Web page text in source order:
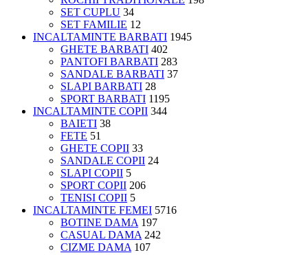
SET CUPLU 34
SET FAMILIE 12
INCALTAMINTE BARBATI 1945
GHETE BARBATI 402
PANTOFI BARBATI 283
SANDALE BARBATI 37
SLAPI BARBATI 28
SPORT BARBATI 1195
INCALTAMINTE COPII 344
BAIETI 38
FETE 51
GHETE COPII 33
SANDALE COPII 24
SLAPI COPII 5
SPORT COPII 206
TENISI COPII 5
INCALTAMINTE FEMEI 5716
BOTINE DAMA 197
CASUAL DAMA 242
CIZME DAMA 107